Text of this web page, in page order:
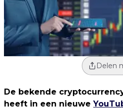
Delen
De bekende
heeft in een nieuwe